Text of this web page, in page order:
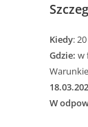
Kiedy:
Gdzie: w
W